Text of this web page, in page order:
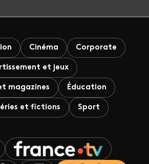
Cinéma Corporate
et jeux
magazines Éducation
et fictions Sport